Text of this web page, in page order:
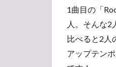
1曲目の「
人。そんな
比べると2人
アップテン